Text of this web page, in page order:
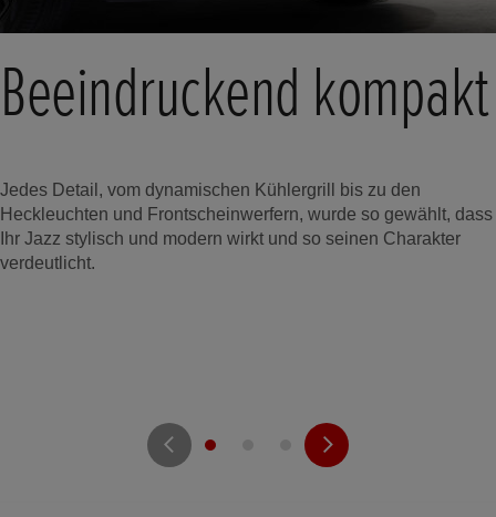
Beeindruckend kompakt
Jedes Detail, vom dynamischen Kühlergrill bis zu den
Heckleuchten und Frontscheinwerfern, wurde so gewählt, dass
Ihr Jazz stylisch und modern wirkt und so seinen Charakter
verdeutlicht.